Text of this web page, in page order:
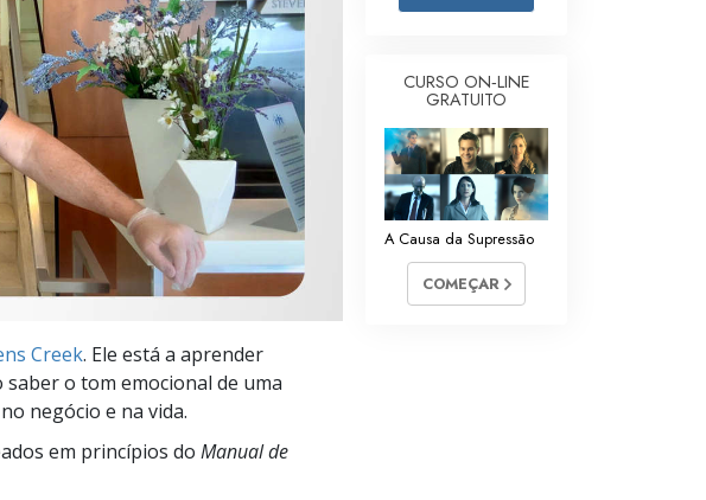
Respostas às Drogas
Crianças
Ferramentas para o Local do Trabalho
Ética e as Condições
A Causa da Supressão
Investigações
Bases da Organização
A Tecnologia de Estudo
Creek. Ele está a aprender
o tom emocional de uma
negócio e na vida.
em princípios do Manual de
CURSO ON‑LINE
GRATUITO
A Causa da Supressão
COMEÇAR